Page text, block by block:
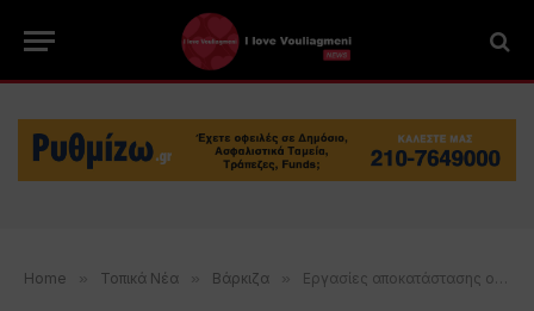
Home » Τοπικά Νέα » Βάρκιζα » Εργασίες αποκατάστασης οδοστρώματος στην παραλιακή λεωφόρο μεταξύ Βουλιαγμένης- Βάρκιζας